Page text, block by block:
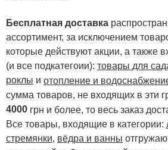
Бесплатная доставка
ассортимент, за исключением
которые действуют акции, а также
(и все подкатегоии): товары для
роклы и отопление и
сумма товаров, не входящих в эти
4000 грн и более, то весь заказ
Все товары, входящие в категории:
стремянки, вёдра и ванны